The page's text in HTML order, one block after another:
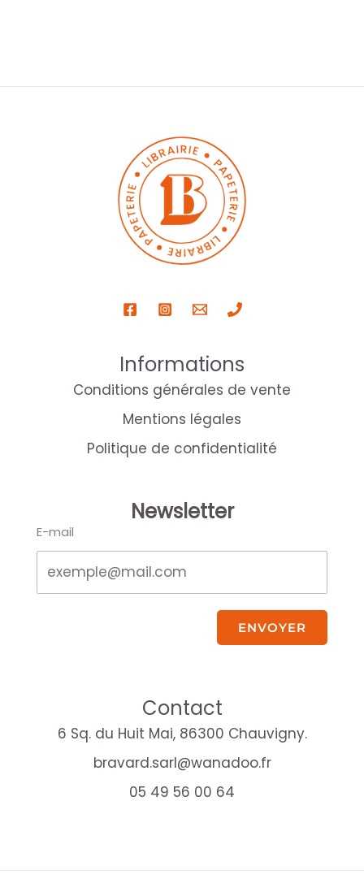
Informations
Conditions générales de vente
Mentions légales
Politique de confidentialité
Newsletter
E-mail
ENVOYER
Contact
6 Sq. du Huit Mai, 86300 Chauvigny.
bravard.sarl@wanadoo.fr
05 49 56 00 64